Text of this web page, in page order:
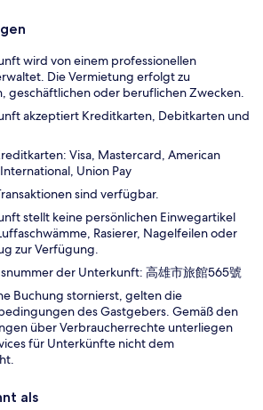
wird von einem professionellen
Die Vermietung erfolgt zu
geschäftlichen oder beruflichen Zwecken.
akzeptiert Kreditkarten, Debitkarten und
Visa, Mastercard, American
Union Pay
sind verfügbar.
stellt keine persönlichen Einwegartikel
Rasierer, Nagelfeilen oder
zur Verfügung.
der Unterkunft: 高雄市旅館565號
Buchung stornierst, gelten die
des Gastgebers. Gemäß den
über Verbraucherrechte unterliegen
für Unterkünfte nicht dem
als